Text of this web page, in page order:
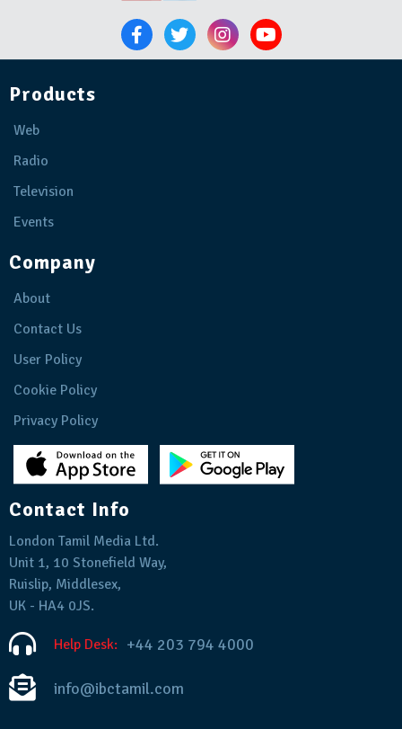
Products
Web
Radio
Television
Events
Company
About
Contact Us
User Policy
Cookie Policy
Privacy Policy
Contact Info
London Tamil Media Ltd.
Unit 1, 10 Stonefield Way,
Ruislip, Middlesex,
UK - HA4 0JS.
Help Desk: +44 203 794 4000
info@ibctamil.com